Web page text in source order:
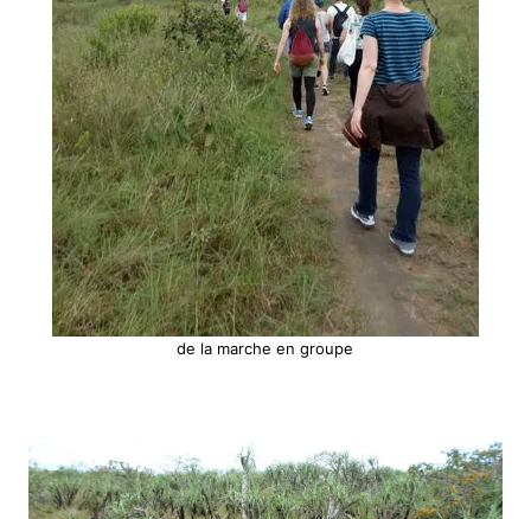
de la marche en groupe